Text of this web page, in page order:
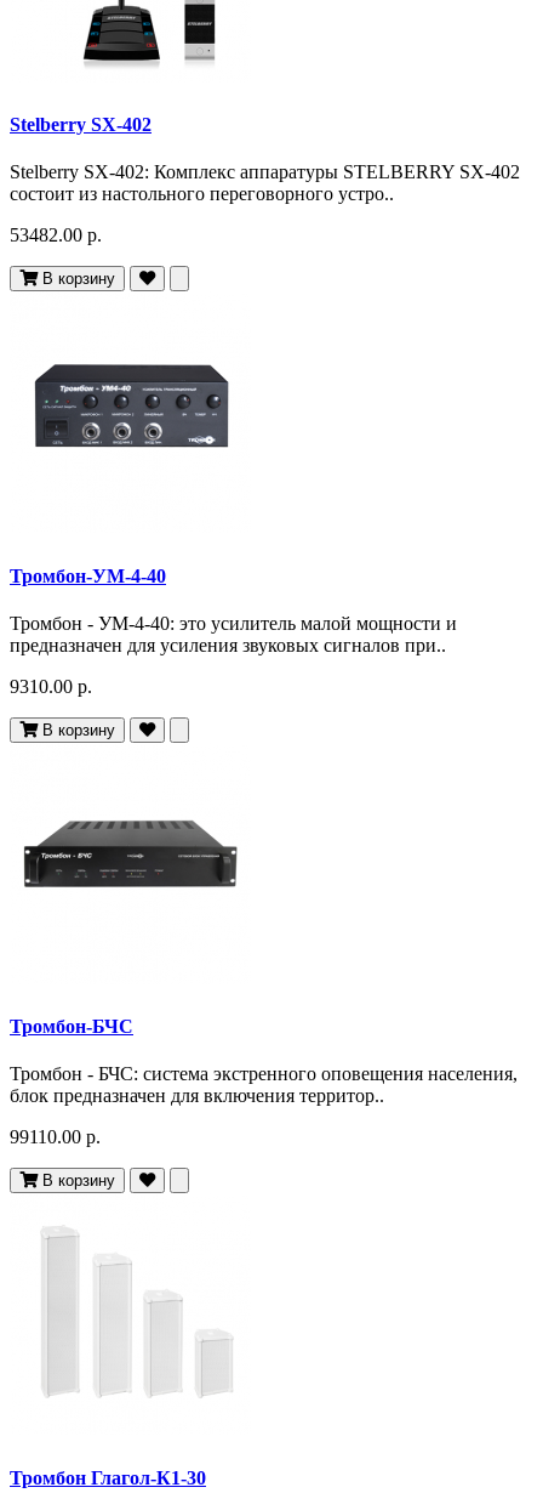
Stelberry SX-402
Stelberry SX-402: Комплекс аппаратуры STELBERRY SX-402
состоит из настольного переговорного устро..
53482.00 р.
В корзину
Тромбон-УМ-4-40
Тромбон - УМ-4-40: это усилитель малой мощности и
предназначен для усиления звуковых сигналов при..
9310.00 р.
В корзину
Тромбон-БЧС
Тромбон - БЧС: система экстренного оповещения населения,
блок предназначен для включения территор..
99110.00 р.
В корзину
Тромбон Глагол-К1-30